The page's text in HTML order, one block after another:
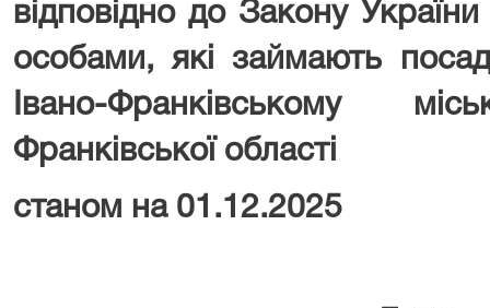
відповідно до Закону
особами, які займають
Івано-Франківському
Франківської області
станом на 01.12.2025